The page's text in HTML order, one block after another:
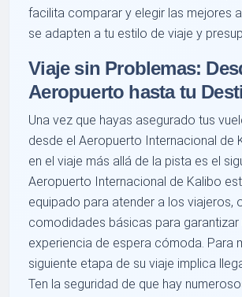
facilita comparar y elegir las mejores
se adapten a tu estilo de viaje y
Viaje sin Problemas:
Aeropuerto hasta tu
Una vez que hayas asegurado tus
desde el Aeropuerto Internacional de
en el viaje más allá de la pista es el
Aeropuerto Internacional de Kalibo
equipado para atender a los viajeros,
comodidades básicas para garantizar
experiencia de espera cómoda. Para
siguiente etapa de su viaje implica
Ten la seguridad de que hay